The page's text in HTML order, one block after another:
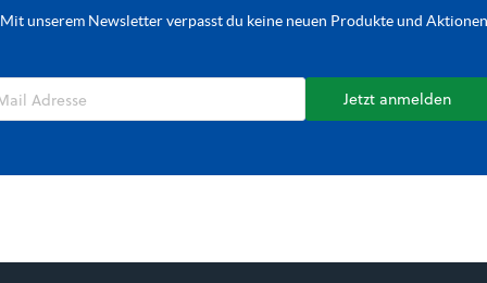
Mit unserem Newsletter verpasst du keine neuen Produkte und Aktionen
Jetzt anmelden